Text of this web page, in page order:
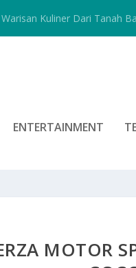
Kuliner Dari Tanah
ENTERTAINMENT
MOTOR